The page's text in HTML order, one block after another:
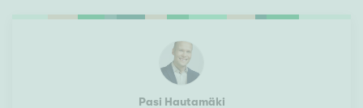
Pasi Hautamäki